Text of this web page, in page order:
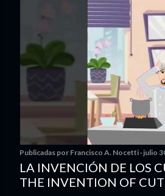
Publicadas por Francisco A. Nocetti julio
LA INVENCIÓN DE LOS
THE INVENTION OF